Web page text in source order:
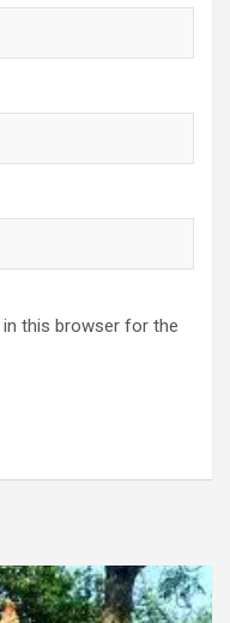
in this browser for the